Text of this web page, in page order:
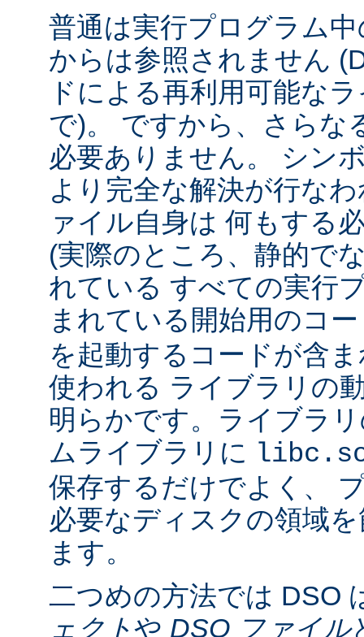
普通は実行プログラム
からは参照されません
ドによる再利用可能な
で)。 ですから、さらな
必要ありません。 シン
より完全な解決が行な
ァイル自身は 何もする
(実際のところ、静的で
れている すべての実行
まれている開始用のコ
を起動するコードが含
使われる ライブラリの
明らかです。ライブラ
ムライブラリに
保存するだけでよく、
必要なディスクの領域
ます。
二つめの方法では DSO
ェクトや DSO ファイル